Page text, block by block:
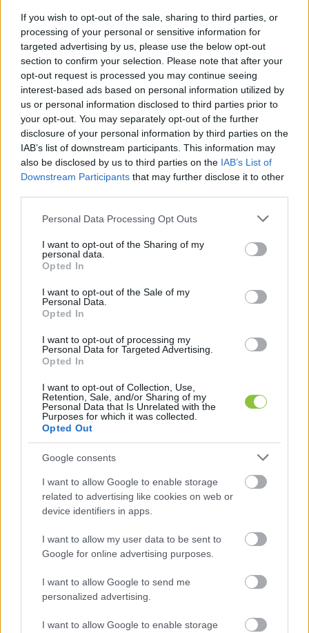
If you wish to opt-out of the sale, sharing to third parties, or
processing of your personal or sensitive information for
targeted advertising by us, please use the below opt-out
section to confirm your selection. Please note that after your
opt-out request is processed you may continue seeing
interest-based ads based on personal information utilized by
us or personal information disclosed to third parties prior to
your opt-out. You may separately opt-out of the further
disclosure of your personal information by third parties on the
IAB’s list of downstream participants. This information may
also be disclosed by us to third parties on the IAB’s List of
Downstream Participants that may further disclose it to other
Please note that this website/app uses one or more Google
not limited to your visit or usage behaviour. You may click to
grant or deny consent to Google and its third-party tags to
use your data for below specified purposes in below Google
consent section.
Personal Data Processing Opt Outs
I want to opt-out of the Sharing of my
personal data.
Opted In
I want to opt-out of the Sale of my
Personal Data.
Opted In
I want to opt-out of processing my
Personal Data for Targeted Advertising.
Opted In
I want to opt-out of Collection, Use,
Retention, Sale, and/or Sharing of my
Personal Data that Is Unrelated with the
Purposes for which it was collected.
Opted Out
Google consents
I want to allow Google to enable storage
related to advertising like cookies on web or
device identifiers in apps.
I want to allow my user data to be sent to
Google for online advertising purposes.
I want to allow Google to send me
personalized advertising.
I want to allow Google to enable storage
A szakszervezetekkel kötött megállapodás
értelmében az eredményrészesedés mértékét
több tényező alapján határozták meg. Mint
közölték, a kulcsfontosságú mutatók
mindegyike pozitív irányba alakította a
kifizetendő összeg alakulását. Jens Bühler, a
Mercedes-Benz Manufacturing Hungary Kft.
ügyvezető igazgatója köszönetét fejezte ki a
munkatársaknak teljesítményükért. „Egy
kihívásokkal teli környezetben az
munkavégzésükkel fontos alapot teremtettek a
gyár sikereihez”
igazgató.
Mint írták, a kifizetés összege egy előzetes, a
2025-ös konszernszintű eredmények alapján
meghatározott becsült összeg, amelyet a
Mercedes-Benz AG 2026. február 12-én tett
közzé. A bérmegállapodás értelmében a
munkavállalók 2026-ban – a javadalmazási
csoportjuktól függően – legalább 5%-os kollektív
alapbéremelésben részesülnek.
„2027-ben további, legalább 4%-os emelés